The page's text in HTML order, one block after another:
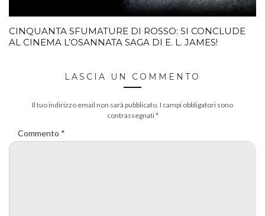
CINQUANTA SFUMATURE DI ROSSO: SI CONCLUDE
AL CINEMA L’OSANNATA SAGA DI E. L. JAMES!
LASCIA UN COMMENTO
Il tuo indirizzo email non sarà pubblicato. I campi obbligatori sono
contrassegnati*
Commento *